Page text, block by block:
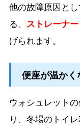
他の故障原因と
る、 ストレーナ
げられます。
便座が温かく
ウォシュレット
り、冬場のトイ